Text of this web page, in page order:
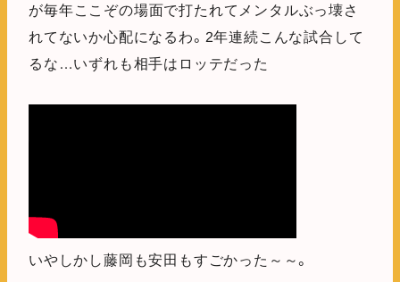
が毎年ここぞの場面で打たれてメンタルぶっ壊さ
れてないか心配になるわ。2年連続こんな試合して
るな…いずれも相手はロッテだった
いやしかし藤岡も安田もすごかった～～。